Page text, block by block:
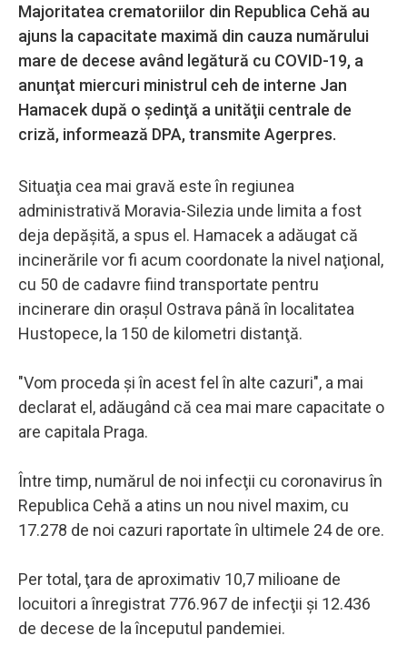
Majoritatea crematoriilor din Republica Cehă au
ajuns la capacitate maximă din cauza numărului
mare de decese având legătură cu COVID-19, a
anunţat miercuri ministrul ceh de interne Jan
Hamacek după o şedinţă a unităţii centrale de
criză, informează DPA, transmite Agerpres.
Situaţia cea mai gravă este în regiunea
administrativă Moravia-Silezia unde limita a fost
deja depăşită, a spus el. Hamacek a adăugat că
incinerările vor fi acum coordonate la nivel naţional,
cu 50 de cadavre fiind transportate pentru
incinerare din oraşul Ostrava până în localitatea
Hustopece, la 150 de kilometri distanţă.
"Vom proceda şi în acest fel în alte cazuri", a mai
declarat el, adăugând că cea mai mare capacitate o
are capitala Praga.
Între timp, numărul de noi infecţii cu coronavirus în
Republica Cehă a atins un nou nivel maxim, cu
17.278 de noi cazuri raportate în ultimele 24 de ore.
Per total, ţara de aproximativ 10,7 milioane de
locuitori a înregistrat 776.967 de infecţii şi 12.436
de decese de la începutul pandemiei.